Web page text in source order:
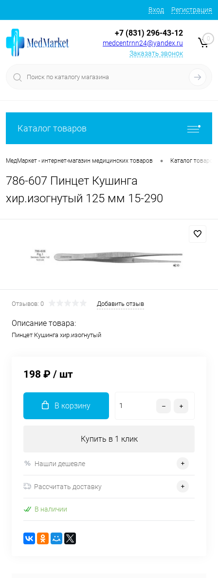
Вход Регистрация
+7 (831) 296-43-12
medcentrnn24@yandex.ru
Заказать звонок
0
Каталог товаров
МедМаркет - интернет-магазин медицинских товаров • Каталог товаров
786-607 Пинцет Кушинга
хир.изогнутый 125 мм 15-290
Отзывов: 0 Добавить отзыв
Описание товара:
Пинцет Кушинга хир.изогнутый
198 ₽ / шт
В корзину
Купить в 1 клик
Нашли дешевле
Рассчитать доставку
В наличии